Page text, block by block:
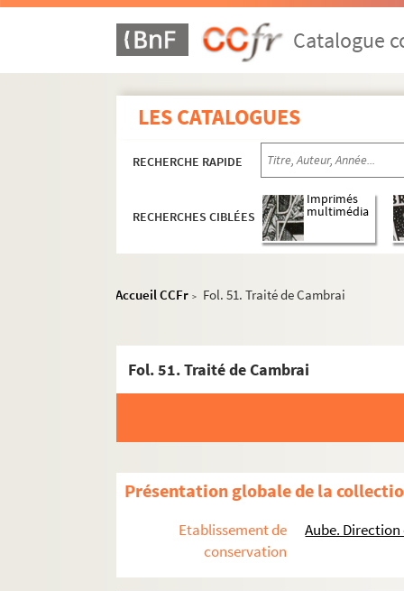
Catalogue
LES CATALOGUES
RECHERCHE RAPIDE
RECHERCHES CIBLÉES
Imprimés
multimédia
Accueil CCFr > Fol. 51. Traité de Cambrai
Fol. 51. Traité de Cambrai
Présentation globale de la
Etablissement de
conservation
Aube.